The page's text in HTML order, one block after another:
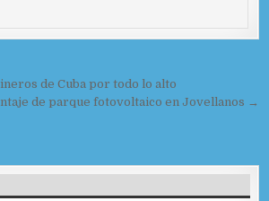
ti
de entradas
de Cuba por todo lo alto
de parque fotovoltaico en Jovellanos →